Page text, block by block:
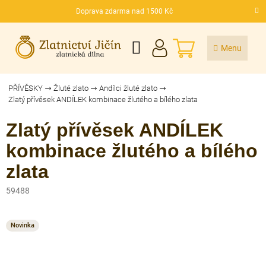
Doprava zdarma nad 1500 Kč
CZK
NÁKUPNÍ
KOŠÍK
PŘÍVĚSKY Žluté zlato
Andílci žluté zlato
Zlatý přívěsek ANDÍLEK kombinace žlutého a bílého zlata
Zlatý přívěsek ANDÍLEK
kombinace žlutého a bílého
zlata
59488
Novinka